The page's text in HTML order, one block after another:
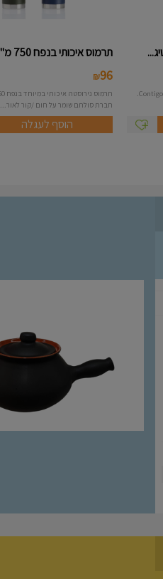
בקבוק תרמי מנירוסטה בנפח 590 מ"ל מבית Contigo.
תרמוס איכותי בנפח 750 מ"ל - סו...
96
₪
חברת סולתם שומר על חום /קור לאור...
הוסף לעגלה